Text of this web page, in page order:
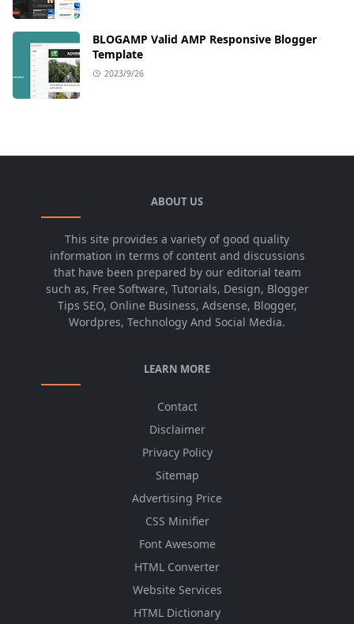
BLOGAMP Valid AMP Responsive Blogger
Template
2023/9/26
ABOUT US
This site provides a variety of good quality
information in terms of content and discussions
that have been prepared by our editorial team
such as, Free Software, Tutorials, Design, Blogger
Tips SEO, Online Business, Adsense, Blogger,
Wordpres, Technology And Social Media.
LEARN MORE
Contact
Disclaimer
Privacy Policy
Sitemap
Advertising Price
CSS Minifier
Font Awesome
HTML Converter
Website Services
HTML Dictionary